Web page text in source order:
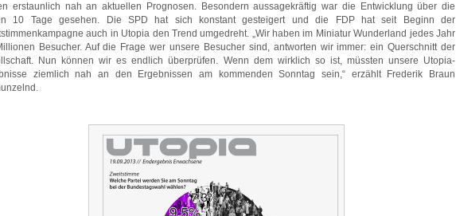
erstaunlich nah an aktuellen Prognosen. Besondern aussagekräftig war die Entwicklung über die
10 Tage gesehen. Die SPD hat sich konstant gesteigert und die FDP hat seit Beginn der
auch in Utopia den Trend umgedreht. „Wir haben im Miniatur Wunderland jedes Jahr
Besucher. Auf die Frage wer unsere Besucher sind, antworten wir immer: ein Querschnitt der
Nun können wir es endlich überprüfen. Wenn dem wirklich so ist, müssten unsere Utopia-
ziemlich nah an den Ergebnissen am kommenden Sonntag sein,“ erzählt Frederik Braun